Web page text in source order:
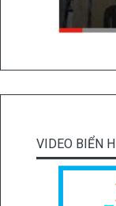
VIDEO BIỂN